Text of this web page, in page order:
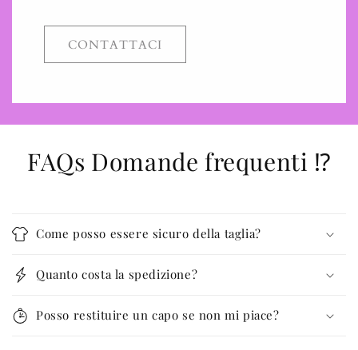
CONTATTACI
FAQs Domande frequenti ⁉️
Come posso essere sicuro della taglia?
Quanto costa la spedizione?
Posso restituire un capo se non mi piace?